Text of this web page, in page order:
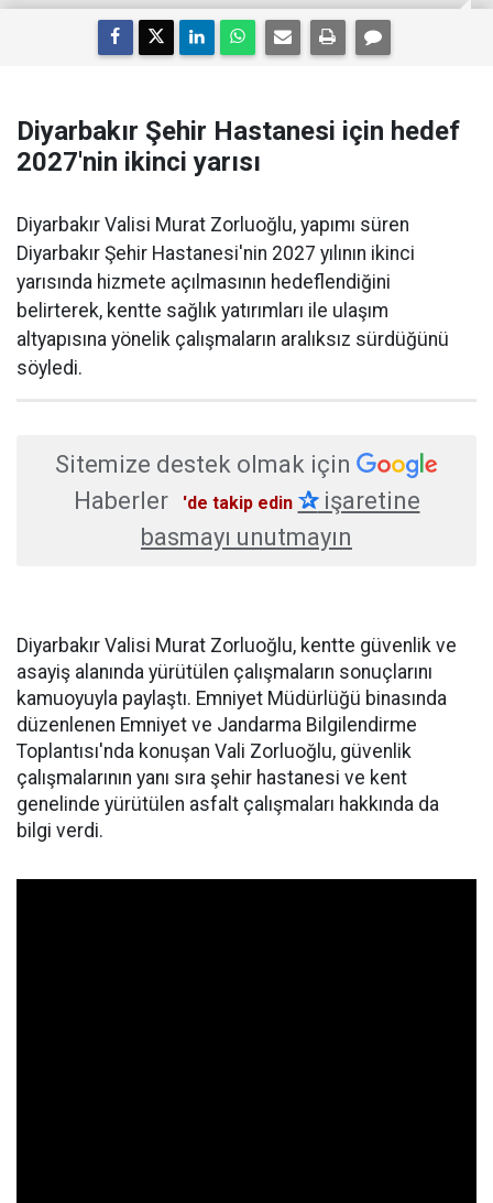
Diyarbakır Şehir Hastanesi için hedef
2027'nin ikinci yarısı
Diyarbakır Valisi Murat Zorluoğlu, yapımı süren
Diyarbakır Şehir Hastanesi'nin 2027 yılının ikinci
yarısında hizmete açılmasının hedeflendiğini
belirterek, kentte sağlık yatırımları ile ulaşım
altyapısına yönelik çalışmaların aralıksız sürdüğünü
söyledi.
Sitemize destek olmak için
Haberler
'de takip edin ✰işaretine
basmayı unutmayın
Diyarbakır Valisi Murat Zorluoğlu, kentte güvenlik ve
asayiş alanında yürütülen çalışmaların sonuçlarını
kamuoyuyla paylaştı. Emniyet Müdürlüğü binasında
düzenlenen Emniyet ve Jandarma Bilgilendirme
Toplantısı'nda konuşan Vali Zorluoğlu, güvenlik
çalışmalarının yanı sıra şehir hastanesi ve kent
genelinde yürütülen asfalt çalışmaları hakkında da
bilgi verdi.